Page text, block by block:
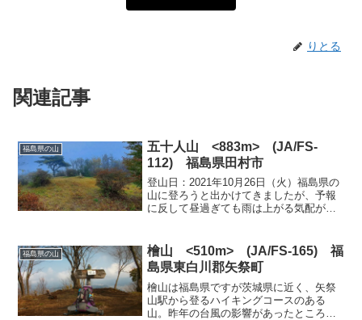
りとる
関連記事
福島県の山
五十人山 <883m> (JA/FS-
112) 福島県田村市
登山日：2021年10月26日（火）福島県の
山に登ろうと出かけてきましたが、予報
に反して昼過ぎても雨は上がる気配がな
わらず。竜子山と五入人山に登る予定を
たてていましたが...
福島県の山
檜山 <510m> (JA/FS-165) 福
島県東白川郡矢祭町
檜山は福島県ですが茨城県に近く、矢祭
山駅から登るハイキングコースのある
山。昨年の台風の影響があったところで